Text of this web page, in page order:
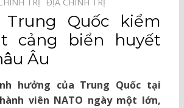
Trung Quốc kiểm
cảng biển huyết
Âu
hưởng của Trung Quốc tại
viên NATO ngày một lớn,